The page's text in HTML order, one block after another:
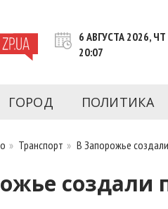
– это информационный
Запорожья и
6 АВГУСТА 2026, ЧТ
20:07
ГОРОД ПОЛИТИКА
» Транспорт » В Запорожье
создали